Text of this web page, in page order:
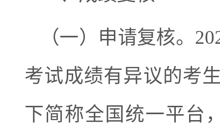
（一）申请复核。
考试成绩有异议的考
下简称全国统一平台